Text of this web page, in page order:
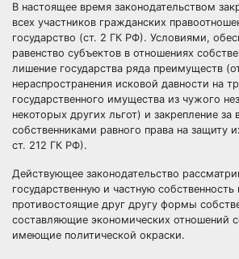
В настоящее время законодательством
всех участников гражданских
государство (ст. 2 ГК РФ). Условиями,
равенство субъектов в отношениях
лишение государства ряда преимуществ
нераспространения исковой давности на
государственного имущества из чужого
некоторых других льгот) и закрепление за
собственниками равного права на защиту
ст. 212 ГК РФ).
Действующее законодательство
государственную и частную собственность
противостоящие друг другу формы
составляющие экономических отношений
имеющие политической окраски.